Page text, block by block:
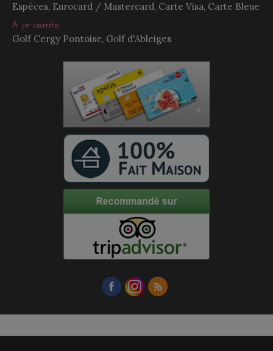
Espèces, Eurocard / Mastercard, Carte Visa, Carte Bleue
À proximité
Golf Cergy Pontoise, Golf d'Ableiges